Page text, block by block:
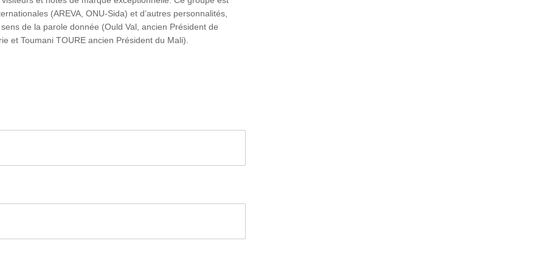
(AREVA, ONU-Sida) et d’autres personnalités,
de la parole donnée (Ould Val, ancien Président de
et Toumani TOURE ancien Président du Mali).